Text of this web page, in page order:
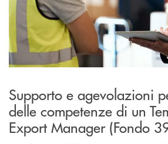
Supporto e agevolazioni
delle competenze di un
Export Manager (Fondo